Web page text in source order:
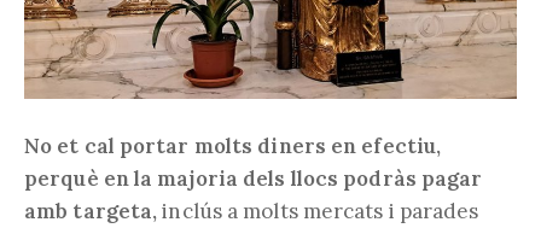
No et cal portar molts diners en efectiu,
perquè en la majoria dels llocs podràs pagar
amb targeta,inclús a molts mercats i parades